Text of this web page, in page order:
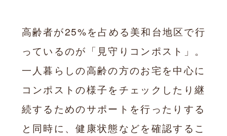
高齢者が25%を占める美和台地区で行
っているのが「見守りコンポスト」。
一人暮らしの高齢の方のお宅を中心に
コンポストの様子をチェックしたり継
続するためのサポートを行ったりする
と同時に、健康状態などを確認するこ